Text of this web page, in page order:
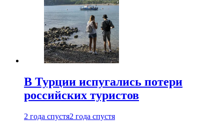
В Турции испугались потери
российских туристов
2 года спустя2 года спустя